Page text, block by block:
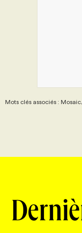
Mots clés associés :